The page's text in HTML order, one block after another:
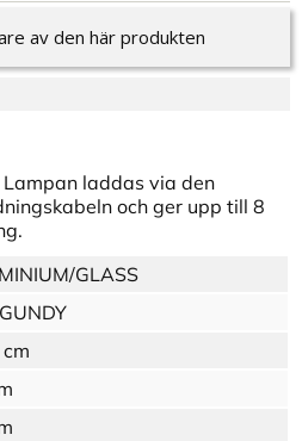
av den här produkten
laddas via den
och ger upp till 8
GLASS